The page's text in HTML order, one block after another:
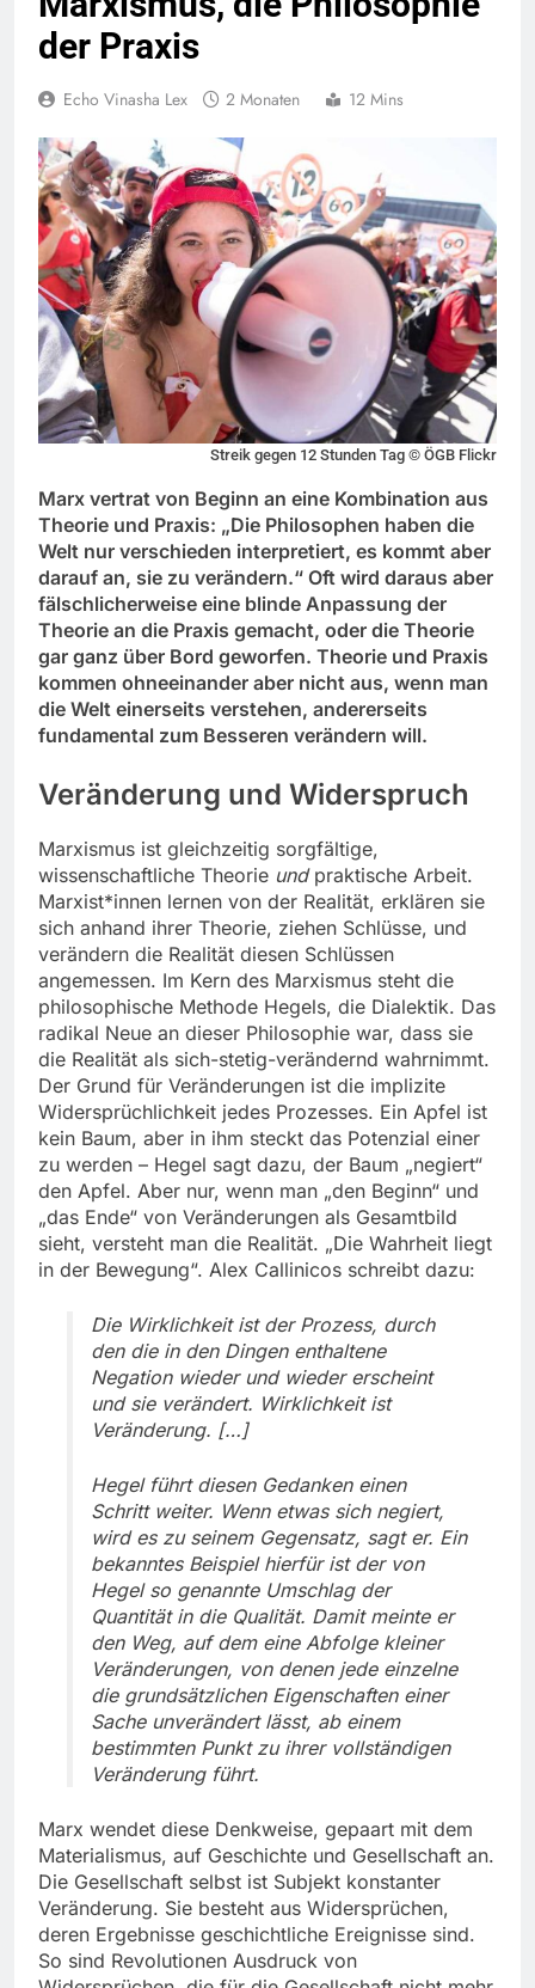
der Praxis
Echo Vinasha Lex 2 Monaten 12 Mins
Streik gegen 12 Stunden Tag © ÖGB Flickr
Marx vertrat von Beginn an eine Kombination aus
Theorie und Praxis: „Die Philosophen haben die
Welt nur verschieden interpretiert, es kommt aber
darauf an, sie zu verändern.“ Oft wird daraus aber
fälschlicherweise eine blinde Anpassung der
Theorie an die Praxis gemacht, oder die Theorie
gar ganz über Bord geworfen. Theorie und Praxis
kommen ohneeinander aber nicht aus, wenn man
die Welt einerseits verstehen, andererseits
fundamental zum Besseren verändern will.
Veränderung und Widerspruch
Marxismus ist gleichzeitig sorgfältige,
wissenschaftliche Theorie undpraktische Arbeit.
Marxist*innen lernen von der Realität, erklären sie
sich anhand ihrer Theorie, ziehen Schlüsse, und
verändern die Realität diesen Schlüssen
angemessen. Im Kern des Marxismus steht die
philosophische Methode Hegels, die Dialektik. Das
radikal Neue an dieser Philosophie war, dass sie
die Realität als sich-stetig-verändernd wahrnimmt.
Der Grund für Veränderungen ist die implizite
Widersprüchlichkeit jedes Prozesses. Ein Apfel ist
kein Baum, aber in ihm steckt das Potenzial einer
zu werden – Hegel sagt dazu, der Baum „negiert“
den Apfel. Aber nur, wenn man „den Beginn“ und
„das Ende“ von Veränderungen als Gesamtbild
sieht, versteht man die Realität. „Die Wahrheit liegt
in der Bewegung“. Alex Callinicos schreibt dazu:
Die Wirklichkeit ist der Prozess, durch
den die in den Dingen enthaltene
Negation wieder und wieder erscheint
und sie verändert. Wirklichkeit ist
Veränderung. […]
Hegel führt diesen Gedanken einen
Schritt weiter. Wenn etwas sich negiert,
wird es zu seinem Gegensatz, sagt er. Ein
bekanntes Beispiel hierfür ist der von
Hegel so genannte Umschlag der
Quantität in die Qualität. Damit meinte er
den Weg, auf dem eine Abfolge kleiner
Veränderungen, von denen jede einzelne
die grundsätzlichen Eigenschaften einer
Sache unverändert lässt, ab einem
bestimmten Punkt zu ihrer vollständigen
Veränderung führt.
Marx wendet diese Denkweise, gepaart mit dem
Materialismus, auf Geschichte und Gesellschaft an.
Die Gesellschaft selbst ist Subjekt konstanter
Veränderung. Sie besteht aus Widersprüchen,
deren Ergebnisse geschichtliche Ereignisse sind.
So sind Revolutionen Ausdruck von